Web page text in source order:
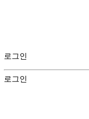
로그인
로그인